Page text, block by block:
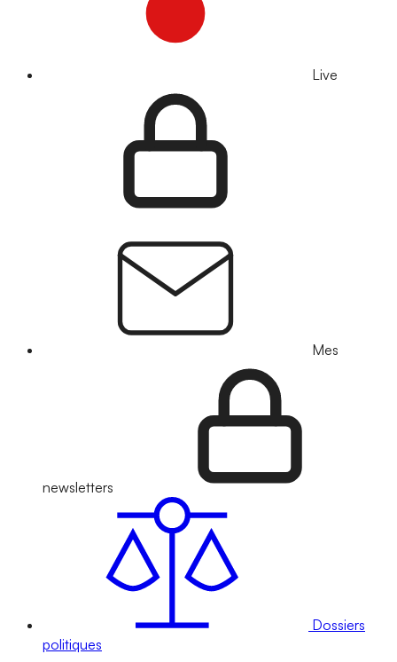
Live
Mes
newsletters
Dossiers
politiques